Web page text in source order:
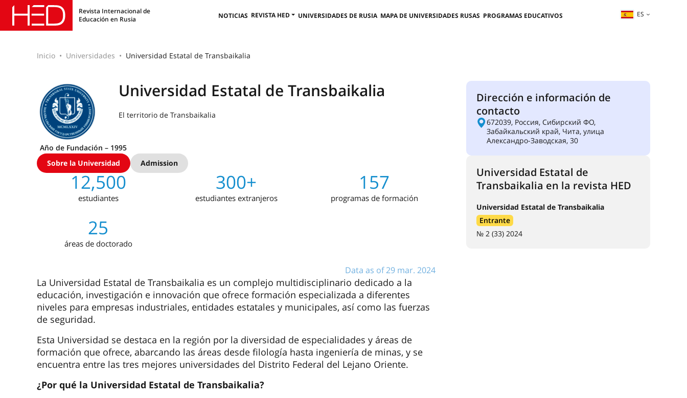
Revista Internacional de
Educación en Rusia
NOTICIAS REVISTA HED UNIVERSIDADES DE RUSIA MAPA DE UNIVERSIDADES RUSAS PROGRAMAS EDUCATIVOS ES
Inicio Universidades Universidad Estatal de Transbaikalia
Universidad Estatal de Transbaikalia
El territorio de Transbaikalia
Año de Fundación – 1995
Sobre la Universidad
Admission
12,500
estudiantes
300+
estudiantes extranjeros
157
programas de formación
25
áreas de doctorado
Data as of 29 mar. 2024
La Universidad Estatal de Transbaikalia es un complejo multidisciplinario dedicado a la
educación, investigación e innovación que ofrece formación especializada a diferentes
niveles para empresas industriales, entidades estatales y municipales, así como las fuerzas
de seguridad.
Esta Universidad se destaca en la región por la diversidad de especialidades y áreas de
formación que ofrece, abarcando las áreas desde filología hasta ingeniería de minas, y se
encuentra entre las tres mejores universidades del Distrito Federal del Lejano Oriente.
¿Por qué la Universidad Estatal de Transbaikalia?
Dirección e información de
contacto
672039, Россия, Сибирский ФО,
Забайкальский край, Чита, улица
Александро-Заводская, 30
Universidad Estatal de
Transbaikalia en la revista HED
Universidad Estatal de Transbaikalia
Entrante
№ 2 (33) 2024